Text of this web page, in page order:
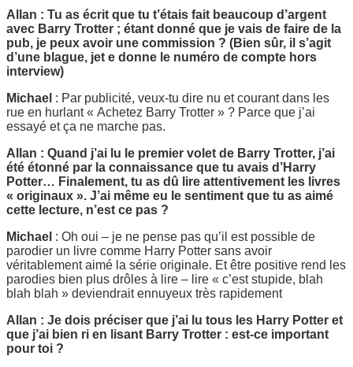
Allan : Tu as écrit que tu t’étais fait beaucoup d’argent
avec Barry Trotter ; étant donné que je vais de faire de la
pub, je peux avoir une commission ? (Bien sûr, il s’agit
d’une blague, jet e donne le numéro de compte hors
interview)
Michael : Par publicité, veux-tu dire nu et courant dans les
rue en hurlant « Achetez Barry Trotter » ? Parce que j’ai
essayé et ça ne marche pas.
Allan : Quand j’ai lu le premier volet de Barry Trotter, j’ai
été étonné par la connaissance que tu avais d’Harry
Potter… Finalement, tu as dû lire attentivement les livres
« originaux ». J’ai même eu le sentiment que tu as aimé
cette lecture, n’est ce pas ?
Michael : Oh oui – je ne pense pas qu’il est possible de
parodier un livre comme Harry Potter sans avoir
véritablement aimé la série originale. Et être positive rend les
parodies bien plus drôles à lire – lire « c’est stupide, blah
blah blah » deviendrait ennuyeux très rapidement
Allan : Je dois préciser que j’ai lu tous les Harry Potter et
que j’ai bien ri en lisant Barry Trotter : est-ce important
pour toi ?